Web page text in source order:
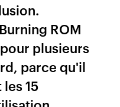
ROM
plusieurs
parce qu'il
15